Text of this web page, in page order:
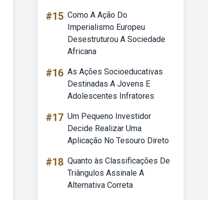
#15 Como A Ação Do
Imperialismo Europeu
Desestruturou A Sociedade
Africana
#16 As Ações Socioeducativas
Destinadas A Jovens E
Adolescentes Infratores
#17 Um Pequeno Investidor
Decide Realizar Uma
Aplicação No Tesouro Direto
#18 Quanto às Classificações De
Triângulos Assinale A
Alternativa Correta